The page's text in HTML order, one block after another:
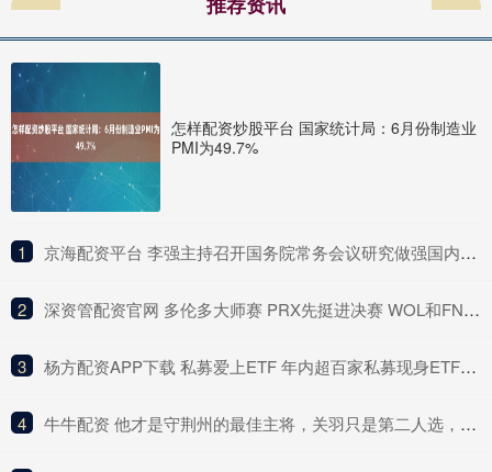
怎样配资炒股平台 国家统计局：6月份制造业
PMI为49.7%
1 ​京海配资平台 李强主持召开国务院常务会议研究做强国内大循环重点政策举措落实工作等
2 ​深资管配资官网 多伦多大师赛 PRX先挺进决赛 WOL和FNC将争夺最后一个名额_比分_双方_胜利
3 ​杨方配资APP下载 私募爱上ETF 年内超百家私募现身ETF前十大名单 半导体、医药ETF最受青睐
4 ​牛牛配资 他才是守荆州的最佳主将，关羽只是第二人选，因一风流韵事遭弃用_赵云_军事_才能